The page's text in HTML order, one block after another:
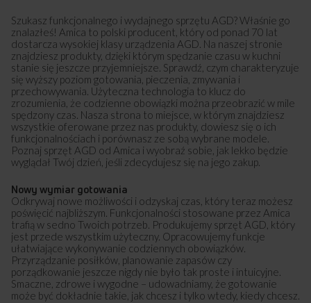
Szukasz funkcjonalnego i wydajnego sprzętu AGD? Właśnie go
znalazłeś! Amica to polski producent, który od ponad 70 lat
dostarcza wysokiej klasy urządzenia AGD. Na naszej stronie
znajdziesz produkty, dzięki którym spędzanie czasu w kuchni
stanie się jeszcze przyjemniejsze. Sprawdź, czym charakteryzuje
się wyższy poziom gotowania, pieczenia, zmywania i
przechowywania. Użyteczna technologia to klucz do
zrozumienia, że codzienne obowiązki można przeobrazić w mile
spędzony czas. Nasza strona to miejsce, w którym znajdziesz
wszystkie oferowane przez nas produkty, dowiesz się o ich
funkcjonalnościach i porównasz ze sobą wybrane modele.
Poznaj sprzęt AGD od Amica i wyobraź sobie, jak lekko będzie
wyglądał Twój dzień, jeśli zdecydujesz się na jego zakup.
Nowy wymiar gotowania
Odkrywaj nowe możliwości i odzyskaj czas, który teraz możesz
poświęcić najbliższym. Funkcjonalności stosowane przez Amica
trafią w sedno Twoich potrzeb. Produkujemy sprzęt AGD, który
jest przede wszystkim użyteczny. Opracowujemy funkcje
ułatwiające wykonywanie codziennych obowiązków.
Przyrządzanie posiłków, planowanie zapasów czy
porządkowanie jeszcze nigdy nie było tak proste i intuicyjne.
Smaczne, zdrowe i wygodne – udowadniamy, że gotowanie
może być dokładnie takie, jak chcesz i tylko wtedy, kiedy chcesz.